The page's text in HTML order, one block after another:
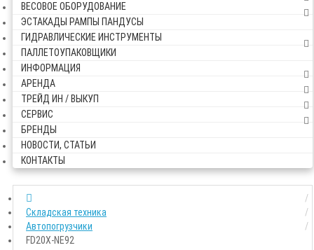
ВЕСОВОЕ ОБОРУДОВАНИЕ
ЭСТАКАДЫ РАМПЫ ПАНДУСЫ
ГИДРАВЛИЧЕСКИЕ ИНСТРУМЕНТЫ
ПАЛЛЕТОУПАКОВЩИКИ
ИНФОРМАЦИЯ
АРЕНДА
ТРЕЙД ИН / ВЫКУП
СЕРВИС
БРЕНДЫ
НОВОСТИ, СТАТЬИ
КОНТАКТЫ
Складская техника
Автопогрузчики
FD20X-NE92